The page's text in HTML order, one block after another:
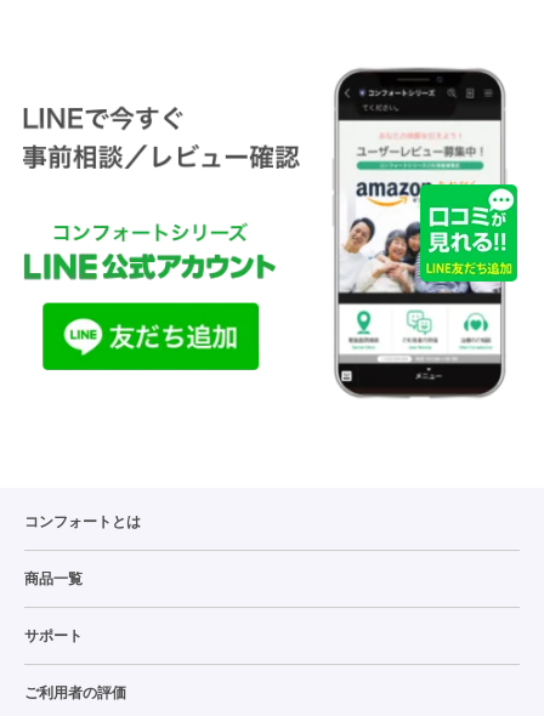
コンフォートとは
商品一覧
サポート
ご利用者の評価